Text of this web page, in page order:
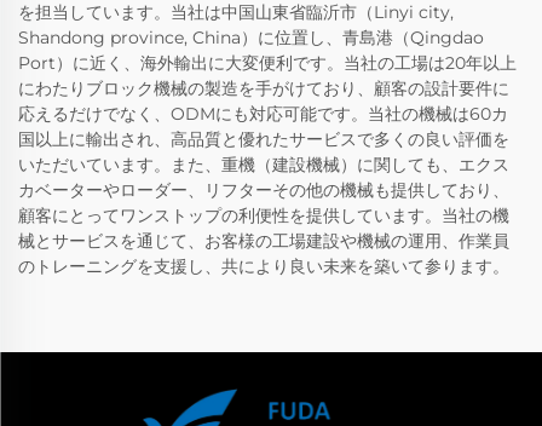
を担当しています。当社は中国山東省臨沂市（Linyi city,
Shandong province, China）に位置し、青島港（Qingdao
Port）に近く、海外輸出に大変便利です。当社の工場は20年以上
にわたりブロック機械の製造を手がけており、顧客の設計要件に
応えるだけでなく、ODMにも対応可能です。当社の機械は60カ
国以上に輸出され、高品質と優れたサービスで多くの良い評価を
いただいています。また、重機（建設機械）に関しても、エクス
カベーターやローダー、リフターその他の機械も提供しており、
顧客にとってワンストップの利便性を提供しています。当社の機
械とサービスを通じて、お客様の工場建設や機械の運用、作業員
のトレーニングを支援し、共により良い未来を築いて参ります。